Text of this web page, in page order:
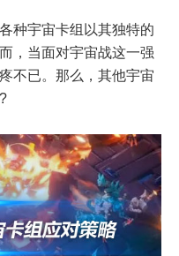
种宇宙卡组以其独特的
，当面对宇宙战这一强
不已。那么，其他宇宙